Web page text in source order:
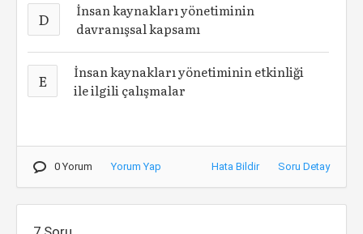
D
İnsan kaynakları yönetiminin
davranışsal kapsamı
E
İnsan kaynakları yönetiminin etkinliği
ile ilgili çalışmalar
0 Yorum Yorum Yap Hata Bildir Soru Detay